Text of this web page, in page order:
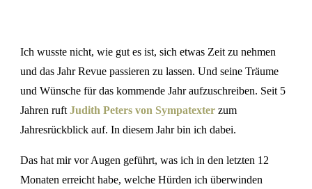
Ich wusste nicht, wie gut es ist, sich etwas Zeit zu nehmen
und das Jahr Revue passieren zu lassen. Und seine Träume
und Wünsche für das kommende Jahr aufzuschreiben. Seit 5
Jahren ruft Judith Peters von Sympatexter zum
Jahresrückblick auf. In diesem Jahr bin ich dabei.
Das hat mir vor Augen geführt, was ich in den letzten 12
Monaten erreicht habe, welche Hürden ich überwinden